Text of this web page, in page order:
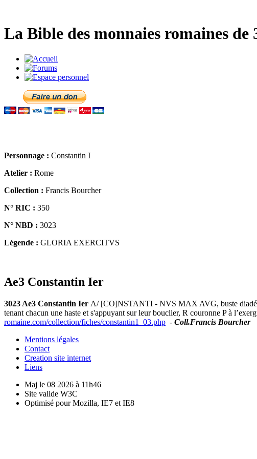
La Bible des monnaies romaines de
Personnage : Constantin I
Atelier : Rome
Collection : Francis Bourcher
N° RIC : 350
N° NBD : 3023
Légende : GLORIA EXERCITVS
Ae3 Constantin Ier
3023 Ae3 Constantin Ier A/ [CO]NSTANTI - NVS MAX AVG, buste
tenant chacun une haste et s'appuyant sur leur bouclier, R couronne P à
romaine.com/collection/fiches/constantin1_03.php - Coll.Francis Bourcher
Mentions légales
Contact
Creation site internet
Liens
Maj le 08 2026 à 11h46
Site valide W3C
Optimisé pour Mozilla, IE7 et IE8